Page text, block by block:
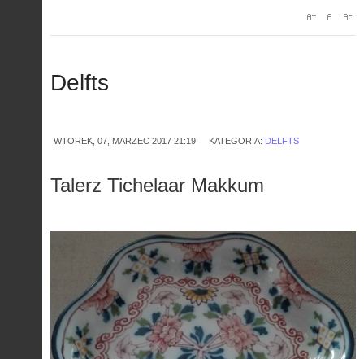
Delfts
WTOREK, 07, MARZEC 2017 21:19 KATEGORIA: DELFTS
Talerz Tichelaar Makkum